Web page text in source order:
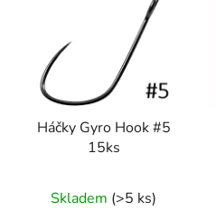
Háčky Gyro Hook #5
15ks
Skladem (>5 ks)